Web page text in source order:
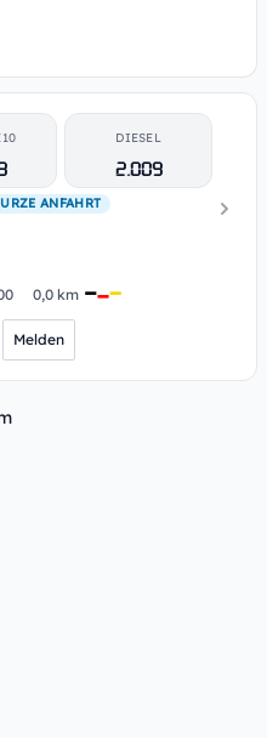
DIESEL
2.009
ANFAHRT
0,0 km
Melden